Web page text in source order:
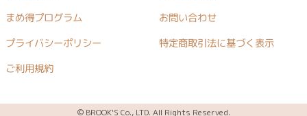
まめ得プログラム お問い合わせ
プライバシーポリシー 特定商取引法に基づく表示
ご利用規約
© BROOK'S Co., LTD. All Rights Reserved.